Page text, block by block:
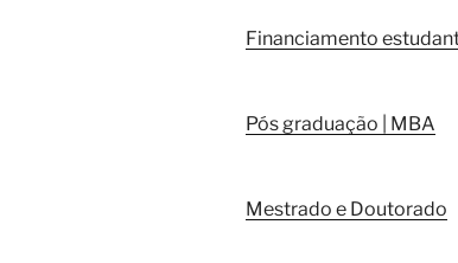
Financiamento
Pós graduação | MBA
Mestrado e Doutorado